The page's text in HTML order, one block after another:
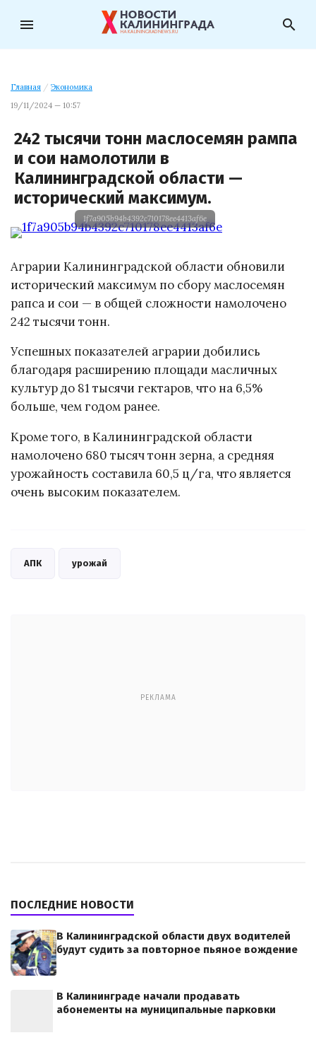
menu search
Главная / Экономика
19/11/2024 — 10:57
242 тысячи тонн маслосемян рампа
и сои намолотили в
Калининградской области —
исторический максимум.
1f7a905b94b4392c710178ee4413af6e
Аграрии Калининградской области обновили
исторический максимум по сбору маслосемян
рапса и сои — в общей сложности намолочено
242 тысячи тонн.
Успешных показателей аграрии добились
благодаря расширению площади масличных
культур до 81 тысячи гектаров, что на 6,5%
больше, чем годом ранее.
Кроме того, в Калининградской области
намолочено 680 тысяч тонн зерна, а средняя
урожайность составила 60,5 ц/га, что является
очень высоким показателем.
АПК урожай
РЕКЛАМА
ПОСЛЕДНИЕ НОВОСТИ
В Калининградской области двух водителей
будут судить за повторное пьяное вождение
В Калининграде начали продавать
абонементы на муниципальные парковки